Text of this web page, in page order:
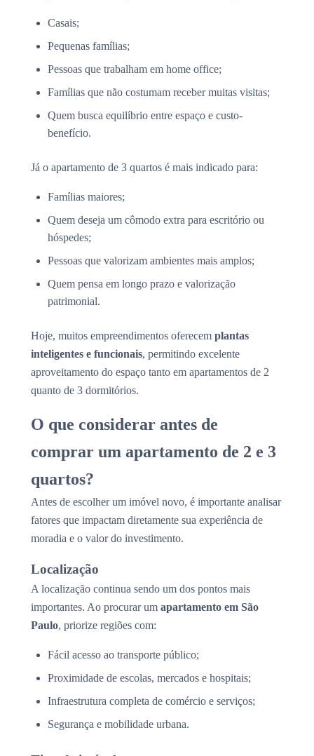
Casais;
Pequenas famílias;
Pessoas que trabalham em home office;
Famílias que não costumam receber muitas visitas;
Quem busca equilíbrio entre espaço e custo-
benefício.
Já o apartamento de 3 quartos é mais indicado para:
Famílias maiores;
Quem deseja um cômodo extra para escritório ou
hóspedes;
Pessoas que valorizam ambientes mais amplos;
Quem pensa em longo prazo e valorização
patrimonial.
Hoje, muitos empreendimentos oferecem plantas
inteligentes e funcionais, permitindo excelente
aproveitamento do espaço tanto em apartamentos de 2
quanto de 3 dormitórios.
O que considerar antes de
comprar um apartamento de 2 e 3
quartos?
Antes de escolher um imóvel novo, é importante analisar
fatores que impactam diretamente sua experiência de
moradia e o valor do investimento.
Localização
A localização continua sendo um dos pontos mais
importantes. Ao procurar um apartamento em São
Paulo, priorize regiões com:
Fácil acesso ao transporte público;
Proximidade de escolas, mercados e hospitais;
Infraestrutura completa de comércio e serviços;
Segurança e mobilidade urbana.